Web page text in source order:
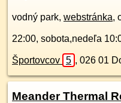
vodný park, webstránka,
22:00, sobota,nedeľa
Športovcov 5 , 026 01
Meander Thermal